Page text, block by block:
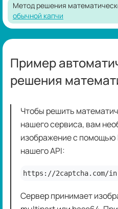
Метод решения
обычной капчи
Пример
решения
Чтобы решить
нашего сервиса, вам
изображение с помощью
нашего API:
https://2captcha.com/
Сервер принимает